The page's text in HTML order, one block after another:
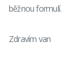
běžnou formulí.
Zdravím van